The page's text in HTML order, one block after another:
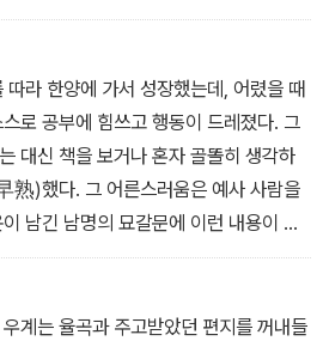
않았다. 젊은 나이에 과부가 되었다는
자녀들을 격려한 어머니의 지혜가 놀
복한 사례를 말할 때 에디슨이나 나폴
된 것은 아니지만 우리 역사 안에서 그
요하다. 퇴계와 그 어머니는 이런 사례
라 한양에 가서 성장했는데, 어렸을 때
로 공부에 힘쓰고 행동이 드레졌다. 그
대신 책을 보거나 혼자 골똘히 생각하
熟)했다. 그 어른스러움은 예사 사람을
남긴 남명의 묘갈문에 이런 내용이 보
리에 눕게 되어 모부인이 근심스러운
보이며 고하여 이르기를, “하늘이 사람
계는 율곡과 주고받았던 편지를 꺼내들